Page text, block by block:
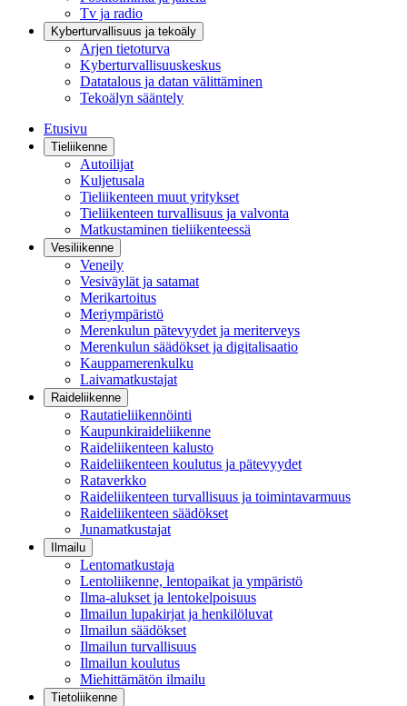
Tv ja radio
Kyberturvallisuus ja tekoäly
Arjen tietoturva
Kyberturvallisuuskeskus
Datatalous ja datan välittäminen
Tekoälyn sääntely
Etusivu
Tieliikenne
Autoilijat
Kuljetusala
Tieliikenteen muut yritykset
Tieliikenteen turvallisuus ja valvonta
Matkustaminen tieliikenteessä
Vesiliikenne
Veneily
Vesiväylät ja satamat
Merikartoitus
Meriympäristö
Merenkulun pätevyydet ja meriterveys
Merenkulun säädökset ja digitalisaatio
Kauppamerenkulku
Laivamatkustajat
Raideliikenne
Rautatieliikennöinti
Kaupunkiraideliikenne
Raideliikenteen kalusto
Raideliikenteen koulutus ja pätevyydet
Rataverkko
Raideliikenteen turvallisuus ja toimintavarmuus
Raideliikenteen säädökset
Junamatkustajat
Ilmailu
Lentomatkustaja
Lentoliikenne, lentopaikat ja ympäristö
Ilma-alukset ja lentokelpoisuus
Ilmailun lupakirjat ja henkilöluvat
Ilmailun säädökset
Ilmailun turvallisuus
Ilmailun koulutus
Miehittämätön ilmailu
Tietoliikenne